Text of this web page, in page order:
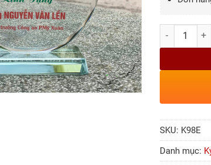
Số lượng
SKU: K98E
Danh mục: